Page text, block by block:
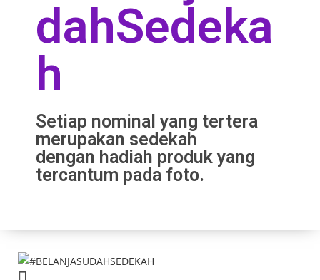
dahSedeka
h
Setiap nominal yang tertera
merupakan sedekah
dengan hadiah produk yang
tercantum pada foto.